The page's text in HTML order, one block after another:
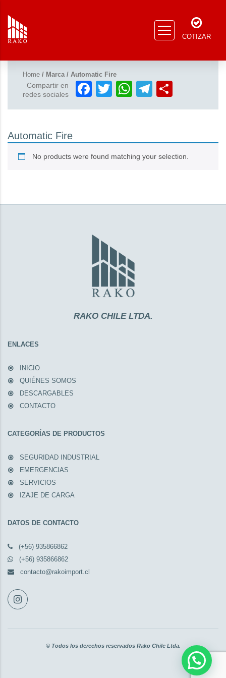
COTIZAR
Home / Marca / Automatic Fire
Compartir en
redes sociales
Facebook
TwitterWhatsApp
Telegram
Automatic Fire
No products were found matching your selection.
RAKO CHILE LTDA.
ENLACES
INICIO
QUIÉNES SOMOS
DESCARGABLES
CONTACTO
CATEGORÍAS DE PRODUCTOS
SEGURIDAD INDUSTRIAL
EMERGENCIAS
SERVICIOS
IZAJE DE CARGA
DATOS DE CONTACTO
(+56) 935866862
(+56) 935866862
contacto@rakoimport.cl
© Todos los derechos reservados Rako Chile Ltda.